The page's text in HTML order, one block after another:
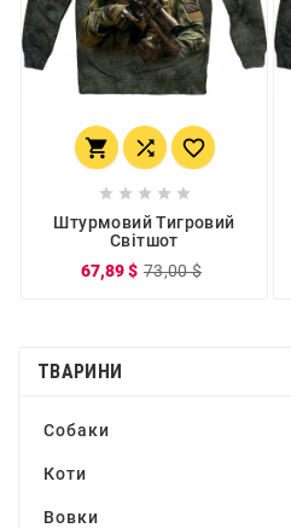
  
    
Штурмовий Тигровий
Світшот
67,89 $ 73,00 $
ТВАРИНИ
Собаки
Коти
Вовки